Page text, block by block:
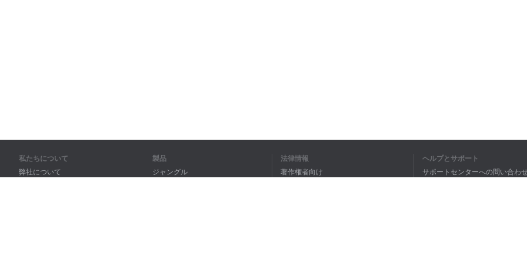
私たちについて
弊社について
製品
ジャングル
法律情報
著作権者向け
ヘルプとサポート
サポートセンターへの問い合わ